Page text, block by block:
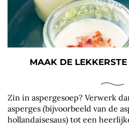
MAAK DE LEKKERSTE
Zin in aspergesoep? Verwerk
asperges (bijvoorbeeld van de
hollandaisesaus) tot een